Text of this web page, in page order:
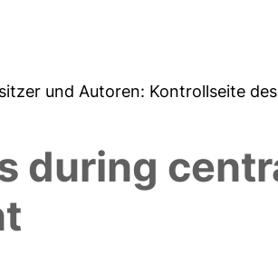
und Autoren: Kontrollseite
during